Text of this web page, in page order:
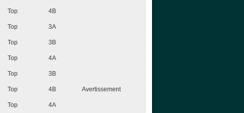
Top 4B
Top 3A
Top 3B
Top 4A
Top 3B
Top 4B Avertissement
Top 4A